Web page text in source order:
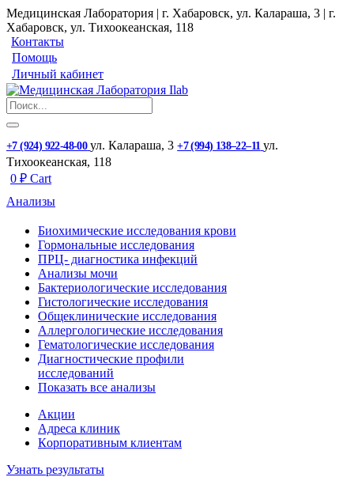
Медицинская Лаборатория | г. Хабаровск, ул. Калараша, 3 | г.
Хабаровск, ул. ​Тихоокеанская, 118
Контакты
Помощь
Личный кабинет
+7 (924) 922-48-00 ул. ​Калараша, 3 +7 (994) 138‒22‒11 ул. ​
Тихоокеанская, 118
0 ₽ Cart
Анализы
Биохимические исследования крови
Гормональные исследования
ПРЦ- диагностика инфекций
Анализы мочи
Бактериологические исследования
Гистологические исследования
Общеклинические исследования
Аллергологические исследования
Гематологические исследования
Диагностические профили
исследований
Показать все анализы
Акции
Адреса клиник
Кoрпоративным клиентам
Узнать результаты